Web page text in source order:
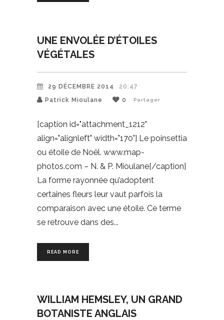
UNE ENVOLÉE D’ÉTOILES
VÉGÉTALES
29 DÉCEMBRE 2014
20:47
Patrick Mioulane
0 Partager
[caption id="attachment_1212"
align="alignleft" width="170"] Le poinsettia
ou étoile de Noël. www.map-
photos.com – N. & P. Mioulane[/caption]
La forme rayonnée qu’adoptent
certaines fleurs leur vaut parfois la
comparaison avec une étoile. Ce terme
se retrouve dans des
READ MORE
WILLIAM HEMSLEY, UN GRAND
BOTANISTE ANGLAIS